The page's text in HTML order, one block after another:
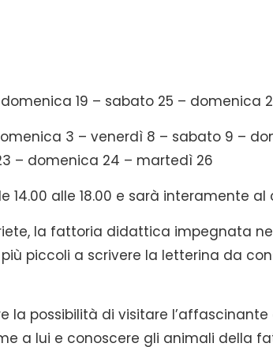
19 – sabato 25 – domenica
3 – venerdì 8 – sabato 9 –
– domenica 24 – martedì 26
14.00 alle 18.00 e sarà interamente al
la fattoria didattica impegnata
piccoli a scrivere la letterina da
la possibilità di visitare
a lui e conoscere gli animali della